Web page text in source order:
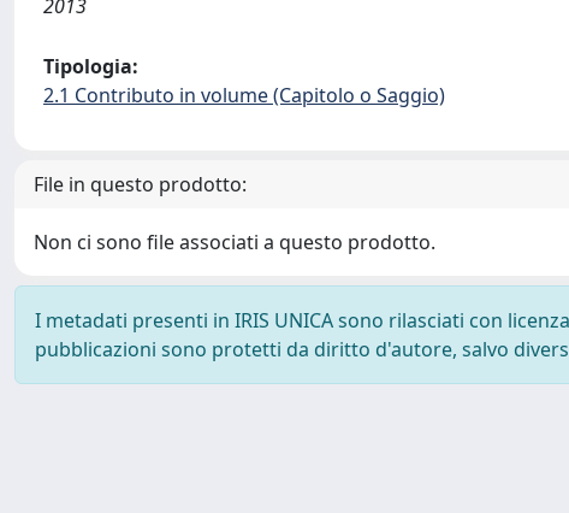
2013
Tipologia:
2.1 Contributo in volume (Capitolo o Saggio)
File in questo prodotto:
Non ci sono file associati a questo prodotto.
I metadati presenti in IRIS UNICA sono rilasciati con licenza
pubblicazioni sono protetti da diritto d'autore, salvo